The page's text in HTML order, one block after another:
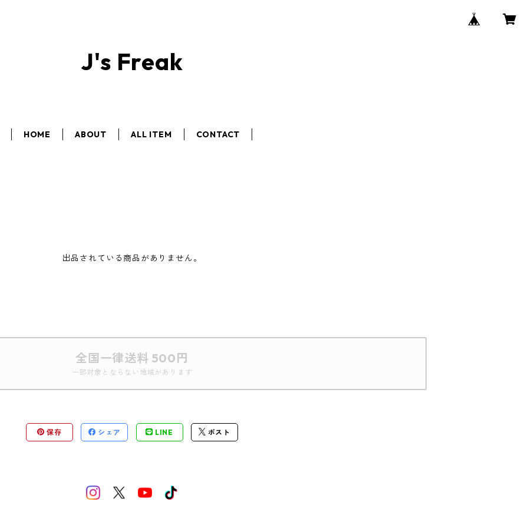
J's Freak
HOME ABOUT ALL ITEM CONTACT
出品されている商品がありません。
全国一律送料 500円
一部対象とならない地域があります
保存 シェア LINE ポスト